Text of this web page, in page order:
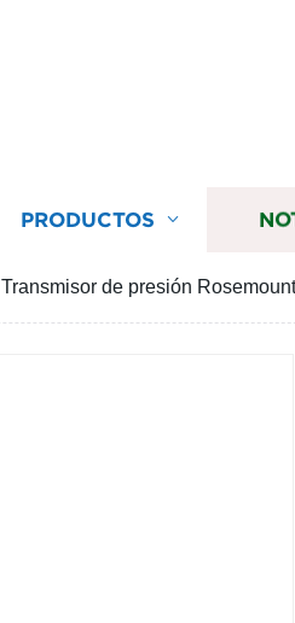
PRODUCTOS
Transmisor de presión